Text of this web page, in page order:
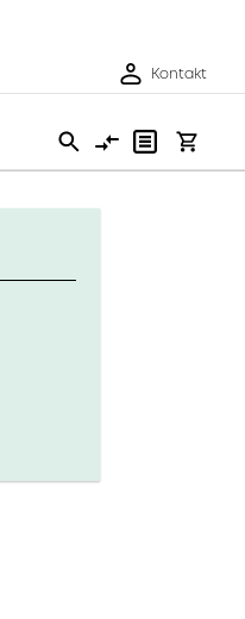
Kontakt